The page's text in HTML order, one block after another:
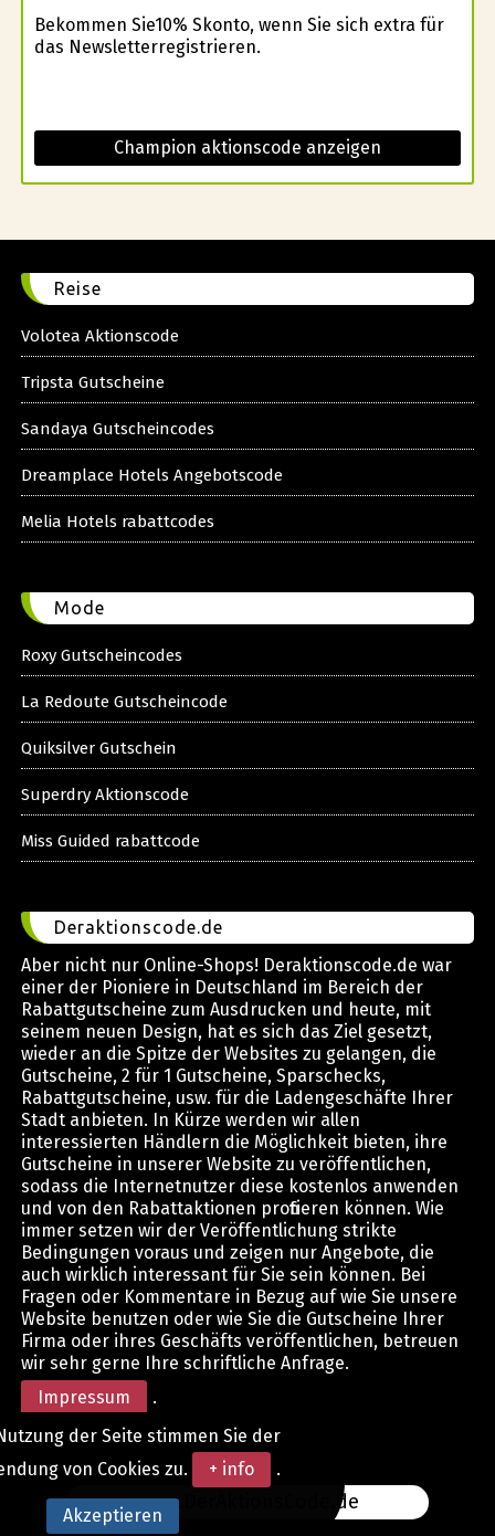
Bekommen Sie10% Skonto, wenn Sie sich extra für
das Newsletterregistrieren.
Champion aktionscode anzeigen
Reise
Volotea Aktionscode
Tripsta Gutscheine
Sandaya Gutscheincodes
Dreamplace Hotels Angebotscode
Melia Hotels rabattcodes
Mode
Roxy Gutscheincodes
La Redoute Gutscheincode
Quiksilver Gutschein
Superdry Aktionscode
Miss Guided rabattcode
Deraktionscode.de
Aber nicht nur Online-Shops! Deraktionscode.de war
einer der Pioniere in Deutschland im Bereich der
Rabattgutscheine zum Ausdrucken und heute, mit
seinem neuen Design, hat es sich das Ziel gesetzt,
wieder an die Spitze der Websites zu gelangen, die
Gutscheine, 2 für 1 Gutscheine, Sparschecks,
Rabattgutscheine, usw. für die Ladengeschäfte Ihrer
Stadt anbieten. In Kürze werden wir allen
interessierten Händlern die Möglichkeit bieten, ihre
Gutscheine in unserer Website zu veröffentlichen,
sodass die Internetnutzer diese kostenlos anwenden
und von den Rabattaktionen profitieren können. Wie
immer setzen wir der Veröffentlichung strikte
Bedingungen voraus und zeigen nur Angebote, die
auch wirklich interessant für Sie sein können. Bei
Fragen oder Kommentare in Bezug auf wie Sie unsere
Website benutzen oder wie Sie die Gutscheine Ihrer
Firma oder ihres Geschäfts veröffentlichen, betreuen
wir sehr gerne Ihre schriftliche Anfrage.
Impressum
.
www.DerAktionsCode.de
der Seite stimmen Sie der
von Cookies zu.
+ info .
Akzeptieren